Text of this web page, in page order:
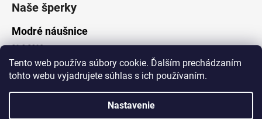
Tento web používa súbory cookie. Ďalším prechádzaním
tohto webu vyjadrujete súhlas s ich používaním.
Nastavenie
Naše šperky
Modré náušnice
21.8.2019
Vytvoril Shoptet
Lotka.sk. Všetky práva vyhradené.